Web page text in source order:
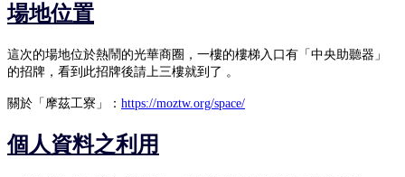
場地位置
這次的場地位於熱鬧的光華商圈，一樓的樓梯入口有「中央助聽器」
的招牌，看到此招牌後請上三樓就到了 。
關於「摩茲工寮」： https://moztw.org/space/
個人資料之利用